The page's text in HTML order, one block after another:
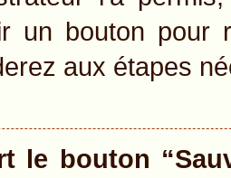
un bouton pour
aux étapes
le bouton